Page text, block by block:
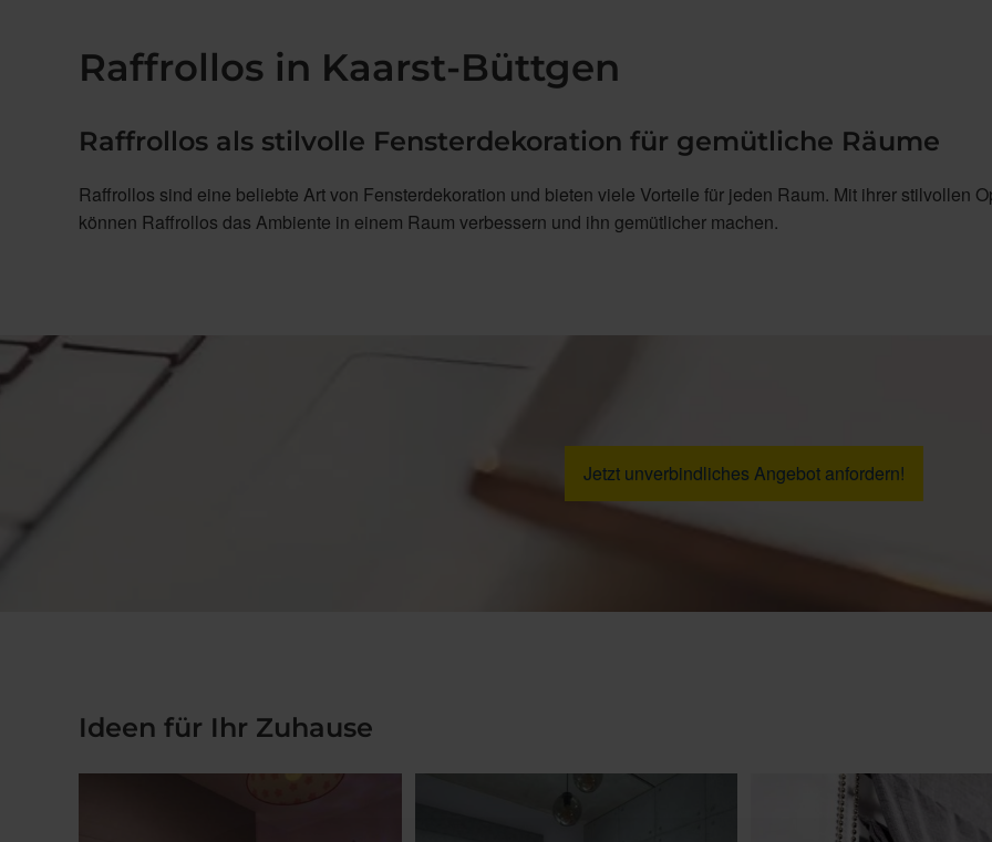
Raffrollos in Kaarst-Büttgen
Raffrollos als stilvolle Fensterdekoration für gemütliche Räume
Raffrollos sind eine beliebte Art von Fensterdekoration und bieten viele Vorteile für jeden Raum. Mit ihrer stilvollen
können Raffrollos das Ambiente in einem Raum verbessern und ihn gemütlicher machen.
Jetzt unverbindliches Angebot anfordern!
Ideen für Ihr Zuhause